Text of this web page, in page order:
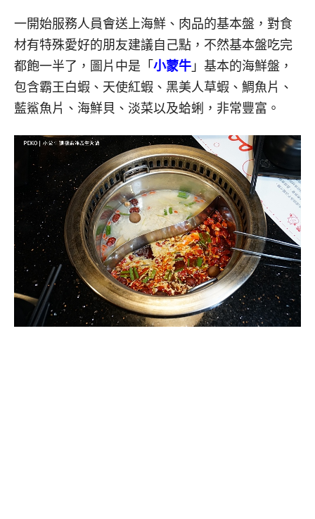
一開始服務人員會送上海鮮、肉品的基本盤，對食
材有特殊愛好的朋友建議自己點，不然基本盤吃完
都飽一半了，圖片中是「 小蒙牛 」基本的海鮮盤，
包含霸王白蝦、天使紅蝦、黑美人草蝦、鯛魚片、
藍鯊魚片、海鮮貝、淡菜以及蛤蜊，非常豐富。